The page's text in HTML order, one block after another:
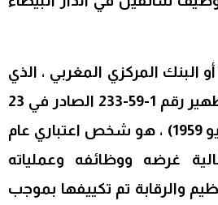
بنك المغرب ، BKAM أو البنك المركزي المغربي ، الذي
تم إنشاؤه بموجب الظهير رقم 1-59-233 الصادر في 23
هجرية ، 1378 (30 يونيو 1959) ، هو شخص اعتباري عام
غرضه ووظائفه وعملياته
والرقابة تم تكييفها بموجب